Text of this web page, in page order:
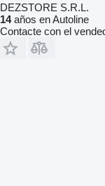
DEZSTORE S.R.L.
14años en Autoline
Contacte con el